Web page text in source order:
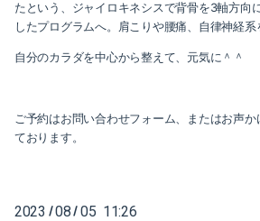
たという、ジャイロキネシスで背骨を3軸方向
したプログラムへ。肩こりや腰痛、自律神経系
自分のカラダを中心から整えて、元気に＾＾
ご予約はお問い合わせフォーム、またはお声
ております。
2023 /08 / 05 11:26